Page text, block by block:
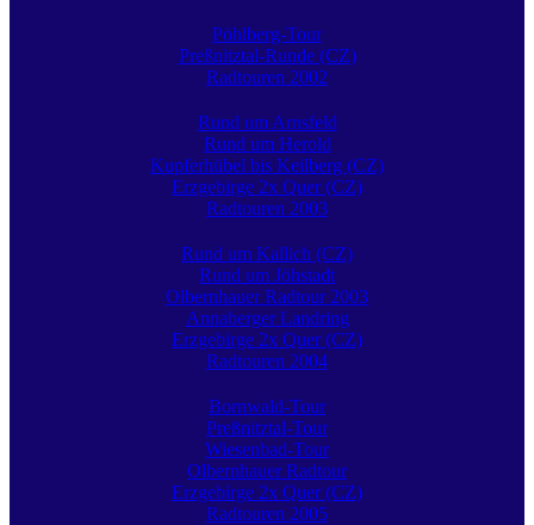
Pöhlberg-Tour
Preßnitztal-Runde (CZ)
Radtouren 2002
Rund um Arnsfeld
Rund um Herold
Kupferhübel bis Keilberg (CZ)
Erzgebirge 2x Quer (CZ)
Radtouren 2003
Rund um Kallich (CZ)
Rund um Jöhstadt
Olbernhauer Radtour 2003
Annaberger Landring
Erzgebirge 2x Quer (CZ)
Radtouren 2004
Bornwald-Tour
Preßnitztal-Tour
Wiesenbad-Tour
Olbernhauer Radtour
Erzgebirge 2x Quer (CZ)
Radtouren 2005